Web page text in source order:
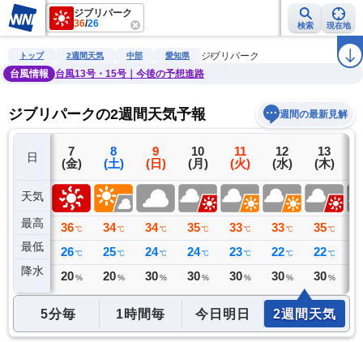
ジブリパーク
36/26 検索 現在地
雨雲レーダー 台風情報 地震情報 警報・注意報 ラ
トップ 2週間天気 中部 愛知県
ジブリパーク
台風情報
台風13号・15号｜今後の予想進路
ジブリパークの2週間天気予報 週間の最新見解
日
天気
最高
最低
降水
6
(木)
36 ℃
25 ℃
0 ミリ
7
(金)
36 ℃
26 ℃
20 %
8
(土)
34 ℃
25 ℃
20 %
9
(日)
34 ℃
24 ℃
30 %
10
(月)
35 ℃
24 ℃
30 %
11
(火)
33 ℃
23 ℃
30 %
12
(水)
33 ℃
22 ℃
30 %
13
(木)
35 ℃
22 ℃
30 %
5分毎 1時間毎 今日明日 2週間天気